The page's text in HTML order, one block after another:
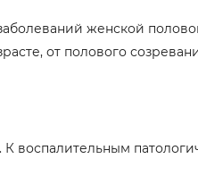
женской
от полового